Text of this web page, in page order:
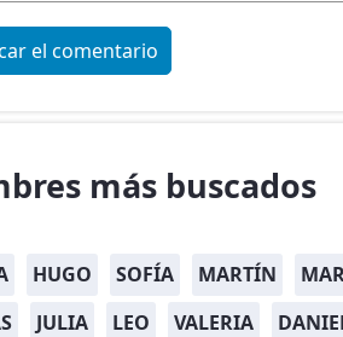
más buscados
HUGO SOFÍA MARTÍN
JULIA LEO VALERIA